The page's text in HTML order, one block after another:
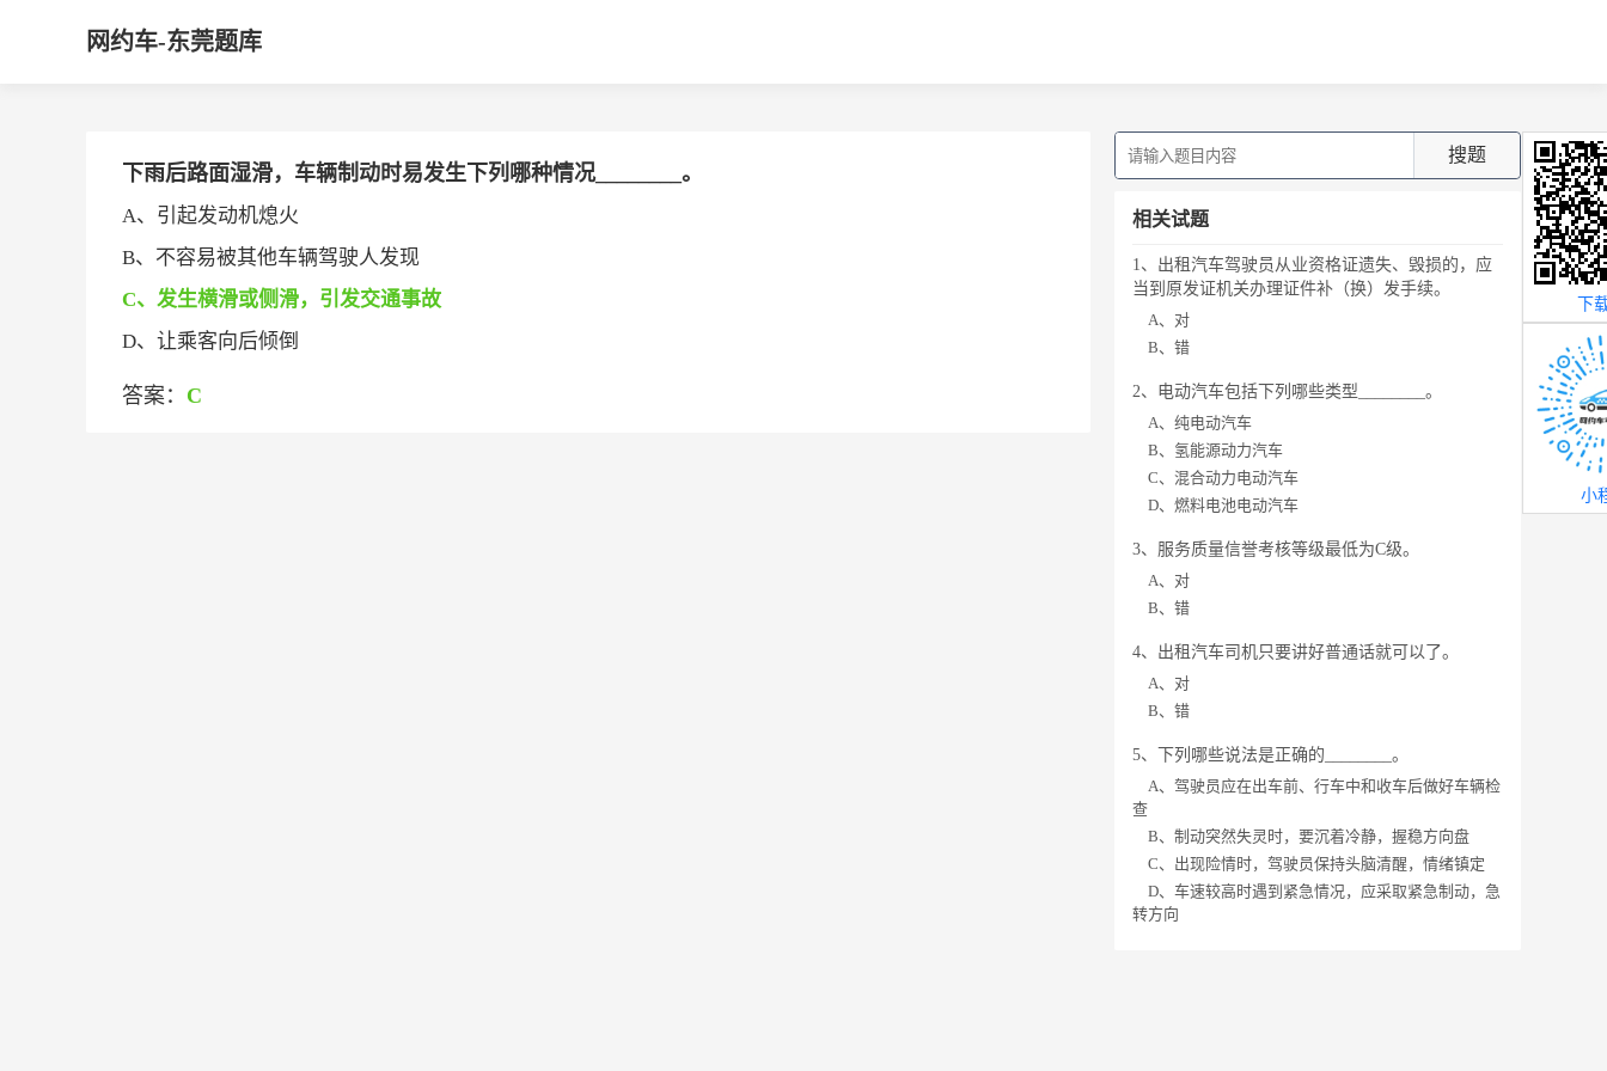
网约车-东莞题库
下雨后路面湿滑，车辆制动时易发生下列哪种情况________。
A、引起发动机熄火
B、不容易被其他车辆驾驶人发现
C、发生横滑或侧滑，引发交通事故
D、让乘客向后倾倒
答案： C
搜题
相关试题
1、出租汽车驾驶员从业资格证遗失、毁损的，应
当到原发证机关办理证件补（换）发手续。
A、对
B、错
2、电动汽车包括下列哪些类型________。
A、纯电动汽车
B、氢能源动力汽车
C、混合动力电动汽车
D、燃料电池电动汽车
3、服务质量信誉考核等级最低为C级。
A、对
B、错
4、出租汽车司机只要讲好普通话就可以了。
A、对
B、错
5、下列哪些说法是正确的________。
A、驾驶员应在出车前、行车中和收车后做好车辆检
查
B、制动突然失灵时，要沉着冷静，握稳方向盘
C、出现险情时，驾驶员保持头脑清醒，情绪镇定
D、车速较高时遇到紧急情况，应采取紧急制动，急
转方向
下
小